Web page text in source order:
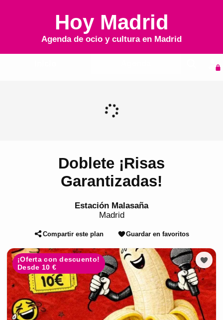
Hoy Madrid
Agenda de ocio y cultura en Madrid
Doblete ¡Risas
Garantizadas!
Estación Malasaña
Madrid
Compartir este plan Guardar en favoritos
¡Oferta con descuento!
Desde 10 €